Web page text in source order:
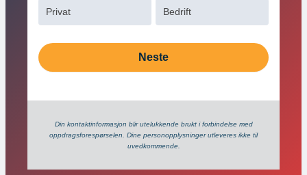
Privat Bedrift
Neste
Din kontaktinformasjon blir utelukkende brukt i forbindelse med
oppdrags­forespørselen. Dine person­­opplysninger utleveres ikke til
uvedkommende.